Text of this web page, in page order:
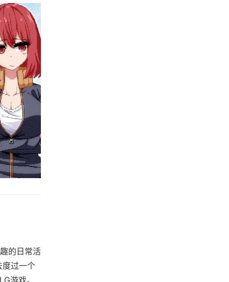
的日常活
度过一个
游戏。